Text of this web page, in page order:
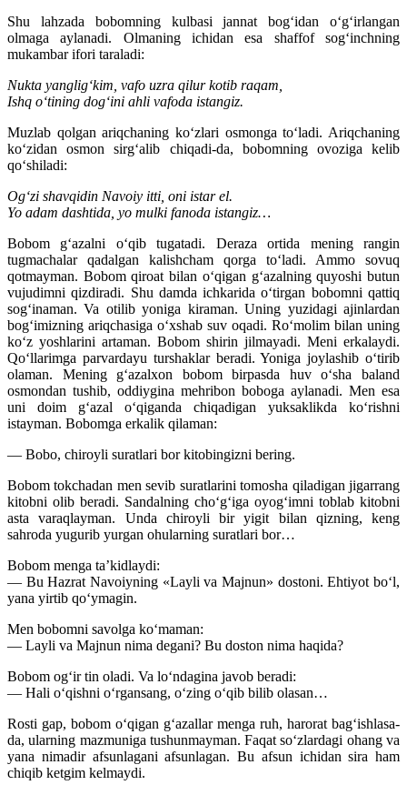
Shu lahzada bobomning kulbasi jannat bog‘idan o‘g‘irlangan
olmaga aylanadi. Olmaning ichidan esa shaffof sog‘inchning
mukambar ifori taraladi:
Nukta yanglig‘kim, vafo uzra qilur kotib raqam,
Ishq o‘tining dog‘ini ahli vafoda istangiz.
Muzlab qolgan ariqchaning ko‘zlari osmonga to‘ladi. Ariqchaning
ko‘zidan osmon sirg‘alib chiqadi-da, bobomning ovoziga kelib
qo‘shiladi:
Og‘zi shavqidin Navoiy itti, oni istar el.
Yo adam dashtida, yo mulki fanoda istangiz…
Bobom g‘azalni o‘qib tugatadi. Deraza ortida mening rangin
tugmachalar qadalgan kalishcham qorga to‘ladi. Ammo sovuq
qotmayman. Bobom qiroat bilan o‘qigan g‘azalning quyoshi butun
vujudimni qizdiradi. Shu damda ichkarida o‘tirgan bobomni qattiq
sog‘inaman. Va otilib yoniga kiraman. Uning yuzidagi ajinlardan
bog‘imizning ariqchasiga o‘xshab suv oqadi. Ro‘molim bilan uning
ko‘z yoshlarini artaman. Bobom shirin jilmayadi. Meni erkalaydi.
Qo‘llarimga parvardayu turshaklar beradi. Yoniga joylashib o‘tirib
olaman. Mening g‘azalxon bobom birpasda huv o‘sha baland
osmondan tushib, oddiygina mehribon boboga aylanadi. Men esa
uni doim g‘azal o‘qiganda chiqadigan yuksaklikda ko‘rishni
istayman. Bobomga erkalik qilaman:
— Bobo, chiroyli suratlari bor kitobingizni bering.
Bobom tokchadan men sevib suratlarini tomosha qiladigan jigarrang
kitobni olib beradi. Sandalning cho‘g‘iga oyog‘imni toblab kitobni
asta varaqlayman. Unda chiroyli bir yigit bilan qizning, keng
sahroda yugurib yurgan ohularning suratlari bor…
Bobom menga ta’kidlaydi:
— Bu Hazrat Navoiyning «Layli va Majnun» dostoni. Ehtiyot bo‘l,
yana yirtib qo‘ymagin.
Men bobomni savolga ko‘maman:
— Layli va Majnun nima degani? Bu doston nima haqida?
Bobom og‘ir tin oladi. Va lo‘ndagina javob beradi:
— Hali o‘qishni o‘rgansang, o‘zing o‘qib bilib olasan…
Rosti gap, bobom o‘qigan g‘azallar menga ruh, harorat bag‘ishlasa-
da, ularning mazmuniga tushunmayman. Faqat so‘zlardagi ohang va
yana nimadir afsunlagani afsunlagan. Bu afsun ichidan sira ham
chiqib ketgim kelmaydi.